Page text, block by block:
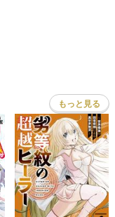
もっと見る